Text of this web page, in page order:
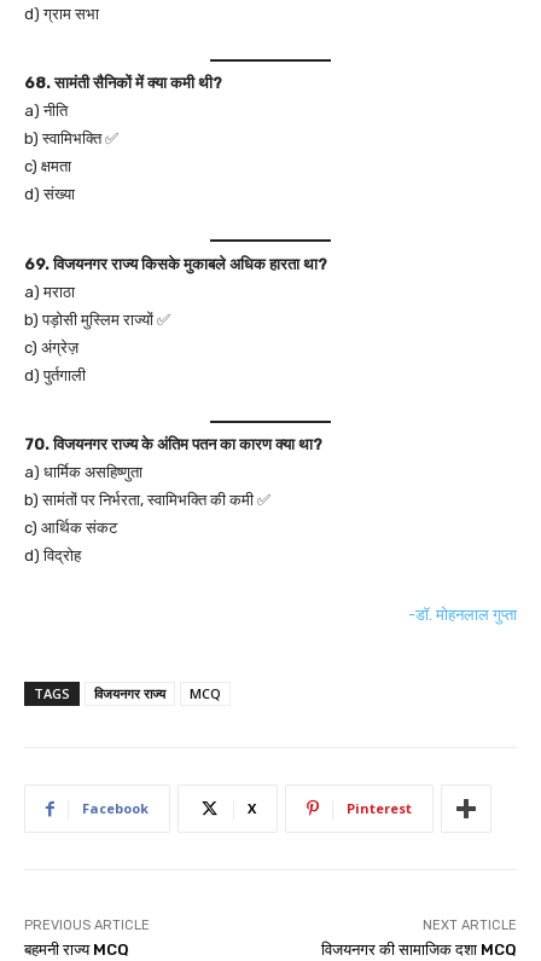
d) ग्राम सभा
68. सामंती सैनिकों में क्या कमी थी?
a) नीति
b) स्वामिभक्ति ✅
c) क्षमता
d) संख्या
69. विजयनगर राज्य किसके मुकाबले अधिक हारता था?
a) मराठा
b) पड़ोसी मुस्लिम राज्यों ✅
c) अंग्रेज़
d) पुर्तगाली
70. विजयनगर राज्य के अंतिम पतन का कारण क्या था?
a) धार्मिक असहिष्णुता
b) सामंतों पर निर्भरता, स्वामिभक्ति की कमी ✅
c) आर्थिक संकट
d) विद्रोह
-डॉ. मोहनलाल गुप्ता
TAGS विजयनगर राज्य MCQ
Facebook X Pinterest
PREVIOUS ARTICLE
बहमनी राज्य MCQ
NEXT ARTICLE
विजयनगर की सामाजिक दशा MCQ